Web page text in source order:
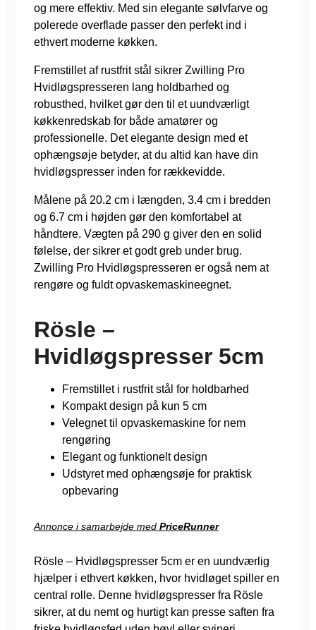
og mere effektiv. Med sin elegante sølvfarve og
polerede overflade passer den perfekt ind i
ethvert moderne køkken.
Fremstillet af rustfrit stål sikrer Zwilling Pro
Hvidløgspresseren lang holdbarhed og
robusthed, hvilket gør den til et uundværligt
køkkenredskab for både amatører og
professionelle. Det elegante design med et
ophængsøje betyder, at du altid kan have din
hvidløgspresser inden for rækkevidde.
Målene på 20.2 cm i længden, 3.4 cm i bredden
og 6.7 cm i højden gør den komfortabel at
håndtere. Vægten på 290 g giver den en solid
følelse, der sikrer et godt greb under brug.
Zwilling Pro Hvidløgspresseren er også nem at
rengøre og fuldt opvaskemaskineegnet.
Rösle –
Hvidløgspresser 5cm
Fremstillet i rustfrit stål for holdbarhed
Kompakt design på kun 5 cm
Velegnet til opvaskemaskine for nem
rengøring
Elegant og funktionelt design
Udstyret med ophængsøje for praktisk
opbevaring
Annonce i samarbejde med PriceRunner
Rösle – Hvidløgspresser 5cm er en uundværlig
hjælper i ethvert køkken, hvor hvidløget spiller en
central rolle. Denne hvidløgspresser fra Rösle
sikrer, at du nemt og hurtigt kan presse saften fra